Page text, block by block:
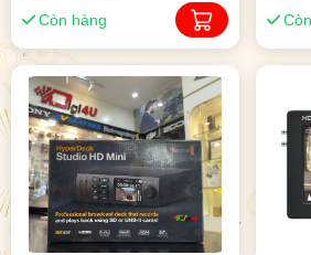
Còn hàng